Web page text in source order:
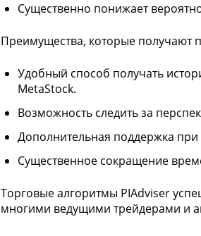
Существенно понижает
Преимущества, которые получают
Удобный способ получать
MetaStock.
Возможность следить за
Дополнительная поддержка
Существенное сокращение
Торговые алгоритмы PIAdviser
многими ведущими трейдерами и